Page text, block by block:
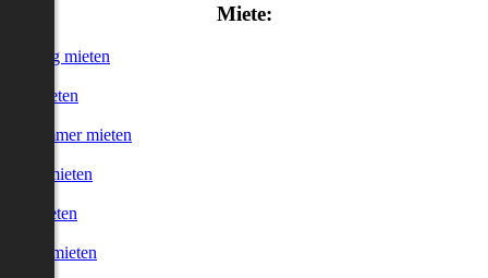
Miete:
mieten
mieten
Zimmer mieten
mieten
mieten